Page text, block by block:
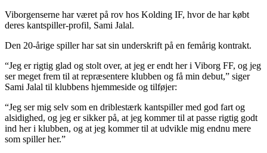
Viborgenserne har været på rov hos Kolding IF, hvor de har købt
deres kantspiller-profil, Sami Jalal.
Den 20-årige spiller har sat sin underskrift på en femårig kontrakt.
“Jeg er rigtig glad og stolt over, at jeg er endt her i Viborg FF, og jeg
ser meget frem til at repræsentere klubben og få min debut,” siger
Sami Jalal til klubbens hjemmeside og tilføjer:
“Jeg ser mig selv som en driblestærk kantspiller med god fart og
alsidighed, og jeg er sikker på, at jeg kommer til at passe rigtig godt
ind her i klubben, og at jeg kommer til at udvikle mig endnu mere
som spiller her.”